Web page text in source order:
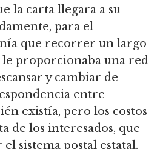
la carta llegara a su
para el
que recorrer un largo
le proporcionaba una red
y cambiar de
entre
existía, pero los costos
de los interesados, que
sistema postal estatal.